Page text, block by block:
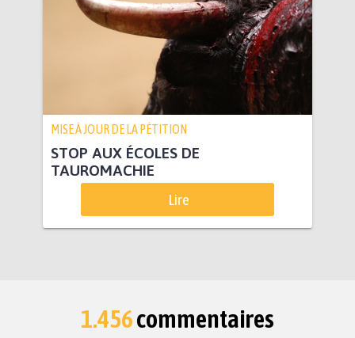
MISE À JOUR DE LA PÉTITION
STOP AUX ÉCOLES DE
TAUROMACHIE
Lire
1.456commentaires